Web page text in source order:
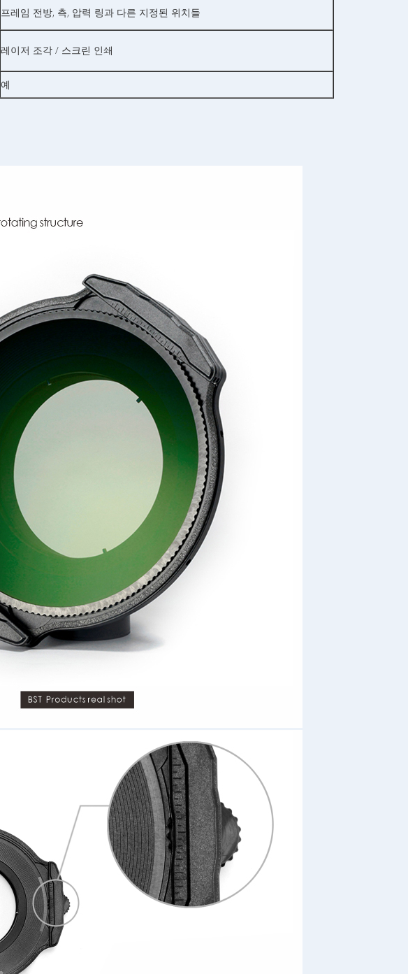
프레임 전방, 측, 압력 링과 다른 지정된 위치들
레이저 조각 / 스크린 인쇄
예